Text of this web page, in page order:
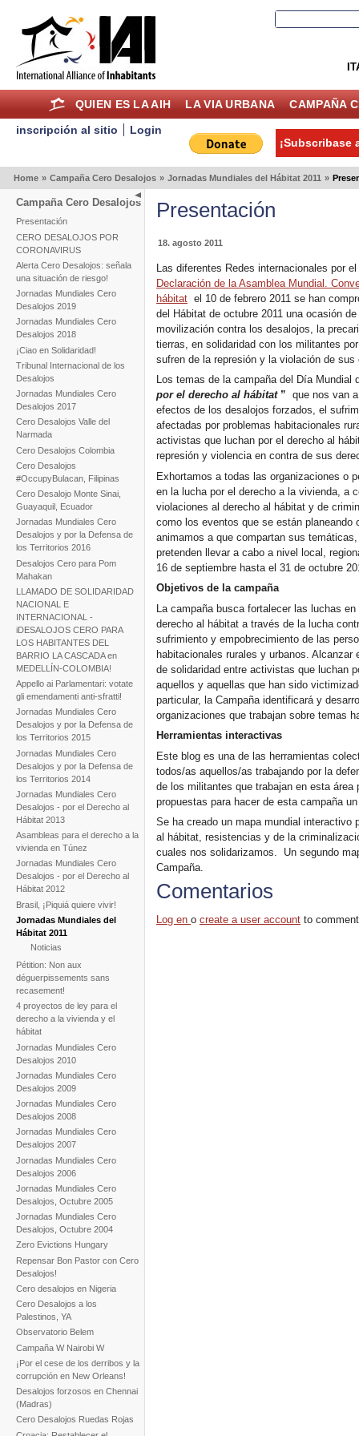
QUIEN ES LA AIH LA VIA URBANA CAMPAÑA
inscripción al sitio
Login
¡Subscribase
Home » Campaña Cero Desalojos » Jornadas Mundiales del Hábitat 2011 »
Campaña Cero Desalojos
Presentación
CERO DESALOJOS POR
CORONAVIRUS
Alerta Cero Desalojos: señala
una situación de riesgo!
Jornadas Mundiales Cero
Desalojos 2019
Jornadas Mundiales Cero
Desalojos 2018
¡Ciao en Solidaridad!
Tribunal Internacional de los
Desalojos
Jornadas Mundiales Cero
Desalojos 2017
Cero Desalojos Valle del
Narmada
Cero Desalojos Colombia
Cero Desalojos
#OccupyBulacan, Filipinas
Cero Desalojo Monte Sinai,
Guayaquil, Ecuador
Jornadas Mundiales Cero
Desalojos y por la Defensa de
los Territorios 2016
Desalojos Cero para Pom
Mahakan
LLAMADO DE SOLIDARIDAD
NACIONAL E
INTERNACIONAL -
iDESALOJOS CERO PARA
LOS HABITANTES DEL
BARRIO LA CASCADA en
MEDELLÍN-COLOMBIA!
Appello ai Parlamentari: votate
gli emendamenti anti-sfratti!
Jornadas Mundiales Cero
Desalojos y por la Defensa de
los Territorios 2015
Jornadas Mundiales Cero
Desalojos y por la Defensa de
los Territorios 2014
Jornadas Mundiales Cero
Desalojos - por el Derecho al
Hábitat 2013
Asambleas para el derecho a la
vivienda en Túnez
Jornadas Mundiales Cero
Desalojos - por el Derecho al
Hábitat 2012
Brasil, ¡Piquiá quiere vivir!
Jornadas Mundiales del
Hábitat 2011
Noticias
Pétition: Non aux
déguerpissements sans
recasement!
4 proyectos de ley para el
derecho a la vivienda y el
hábitat
Jornadas Mundiales Cero
Desalojos 2010
Jornadas Mundiales Cero
Desalojos 2009
Jornadas Mundiales Cero
Desalojos 2008
Jornadas Mundiales Cero
Desalojos 2007
Jornadas Mundiales Cero
Desalojos 2006
Jornadas Mundiales Cero
Desalojos, Octubre 2005
Jornadas Mundiales Cero
Desalojos, Octubre 2004
Zero Evictions Hungary
Repensar Bon Pastor con Cero
Desalojos!
Cero desalojos en Nigeria
Cero Desalojos a los
Palestinos, YA
Observatorio Belem
Campaña W Nairobi W
¡Por el cese de los derribos y la
corrupción en New Orleans!
Desalojos forzosos en Chennai
(Madras)
Cero Desalojos Ruedas Rojas
Presentación
18. agosto 2011
Las diferentes Redes internacionales por
Declaración de la Asamblea Mundial.
hábitat el 10 de febrero 2011 se han
del Hábitat de octubre 2011 una ocasión
movilización contra los desalojos, la
tierras, en solidaridad con los militantes
sufren de la represión y la violación de
Los temas de la campaña del Día Mundial
por el derecho al hábitat ” que nos van
efectos de los desalojos forzados, el
afectadas por problemas habitacionales
activistas que luchan por el derecho al
represión y violencia en contra de sus
Exhortamos a todas las organizaciones o
en la lucha por el derecho a la vivienda, a
violaciones al derecho al hábitat y de
como los eventos que se están planeando
animamos a que compartan sus
pretenden llevar a cabo a nivel local,
16 de septiembre hasta el 31 de octubre
Objetivos de la campaña
La campaña busca fortalecer las luchas
derecho al hábitat a través de la lucha
sufrimiento y empobrecimiento de las
habitacionales rurales y urbanos.
de solidaridad entre activistas que luchan
aquellos y aquellas que han sido
particular, la Campaña identificará y
organizaciones que trabajan sobre temas
Herramientas interactivas
Este blog es una de las herramientas
todos/as aquellos/as trabajando por la
de los militantes que trabajan en esta
propuestas para hacer de esta campaña
Se ha creado un mapa mundial interactivo
al hábitat, resistencias y de la
cuales nos solidarizamos. Un segundo
Campaña.
Comentarios
Log enocreate a user account to